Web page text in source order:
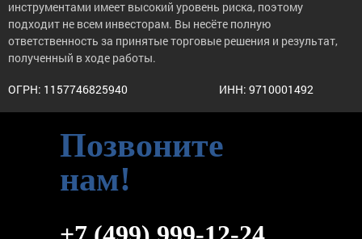
инструментами имеет высокий уровень риска, поэтому
подходит не всем инвесторам. Вы несёте полную
ответственность за принятые торговые решения и результат,
полученный в ходе работы.
ОГРН: 1157746825940 ИНН: 9710001492
Позвоните
нам!